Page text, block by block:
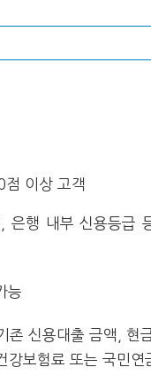
이상 고객
행 내부 신용등급
능
존 신용대출 금액, 현
보험료 또는 국민